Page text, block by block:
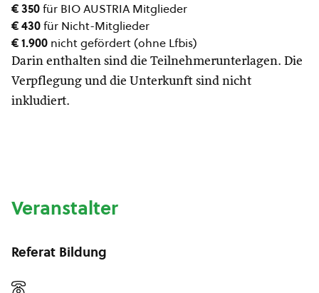
€ 350für BIO AUSTRIA Mitglieder
€ 430für Nicht-Mitglieder
€ 1.900 nicht gefördert (ohne Lfbis)
Darin enthalten sind die Teilnehmerunterlagen. Die
Verpflegung und die Unterkunft sind nicht
inkludiert.
Veranstalter
Referat Bildung